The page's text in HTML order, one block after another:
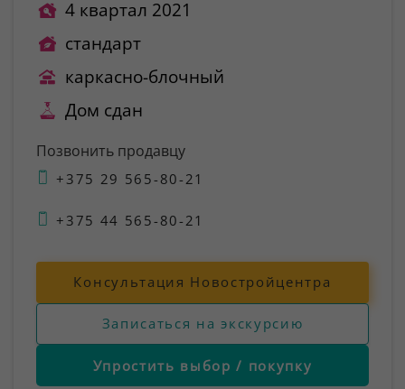
4 квартал 2021
стандарт
каркасно-блочный
Дом сдан
Позвонить продавцу
+375 29 565-80-21
+375 44 565-80-21
Консультация Новостройцентра
Записаться на экскурсию
Упростить выбор / покупку